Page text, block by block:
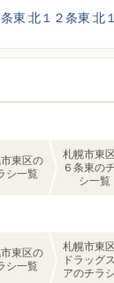
東 北１２条東 北
東区の
シ一覧
札幌市東
６条東の
シ一覧
東区の
シ一覧
札幌市東
ドラッグ
アのチラシ